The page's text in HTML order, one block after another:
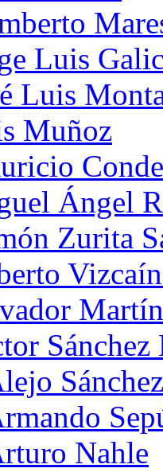
Luis
Luis
Muñoz
Ángel
Zurita
Sánchez
Nahle